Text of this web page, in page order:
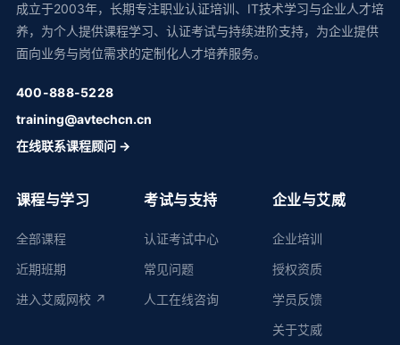
成立于2003年，长期专注职业认证培训、IT技术学习与企业人才培
养，为个人提供课程学习、认证考试与持续进阶支持，为企业提供
面向业务与岗位需求的定制化人才培养服务。
400-888-5228
training@avtechcn.cn
在线联系课程顾问 →
课程与学习
全部课程
近期班期
进入艾威网校 ↗
考试与支持
认证考试中心
常见问题
人工在线咨询
企业与艾威
企业培训
授权资质
学员反馈
关于艾威